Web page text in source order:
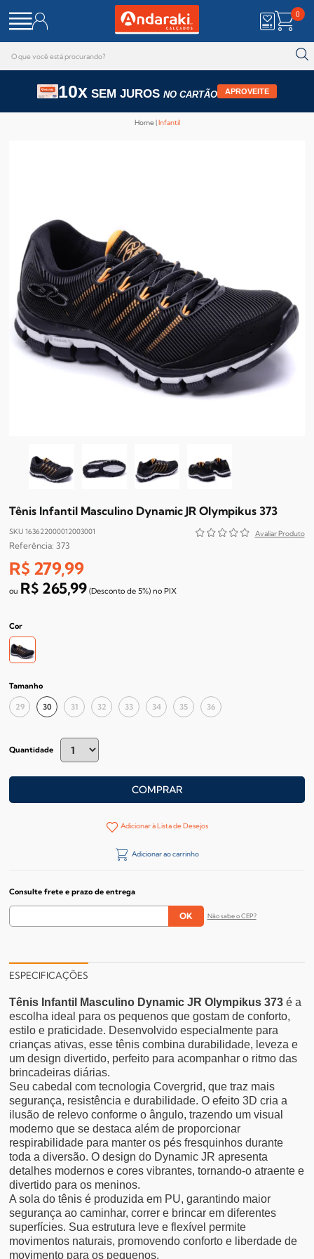
0
10x SEM JUROS NO CARTÃO APROVEITE
Home Infantil
Tênis Infantil Masculino Dynamic JR Olympikus 373
SKU 163622000012003001
373
R$ 279,99
R$ 265,99 (Desconto de 5%) no PIX
Cor
Tamanho
29 30 31 32 33 34 35 36
Quantidade
COMPRAR
Adicionar à Lista de Desejos
Adicionar ao carrinho
Consulte frete e prazo de entrega
Não sabe o CEP?
ESPECIFICAÇÕES
Tênis Infantil Masculino Dynamic JR Olympikus 373 é a
escolha ideal para os pequenos que gostam de conforto,
estilo e praticidade. Desenvolvido especialmente para
crianças ativas, esse tênis combina durabilidade, leveza e
um design divertido, perfeito para acompanhar o ritmo das
brincadeiras diárias.
Seu cabedal com tecnologia Covergrid, que traz mais
segurança, resistência e durabilidade. O efeito 3D cria a
ilusão de relevo conforme o ângulo, trazendo um visual
moderno que se destaca além de proporcionar
respirabilidade para manter os pés fresquinhos durante
toda a diversão. O design do Dynamic JR apresenta
detalhes modernos e cores vibrantes, tornando-o atraente e
divertido para os meninos.
A sola do tênis é produzida em PU, garantindo maior
segurança ao caminhar, correr e brincar em diferentes
superfícies. Sua estrutura leve e flexível permite
movimentos naturais, promovendo conforto e liberdade de
movimento para os pequenos.